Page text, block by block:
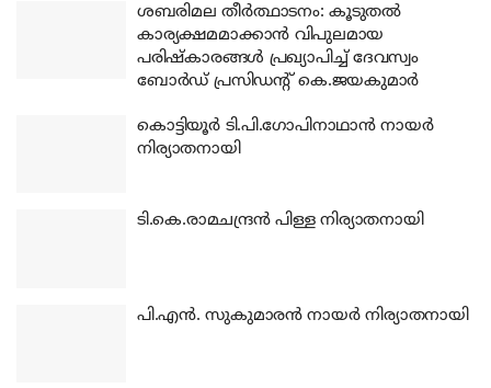
ശബരിമല തീര്‍ത്ഥാടനം: കൂടുതല്‍
കാര്യക്ഷമമാക്കാന്‍ വിപുലമായ
പരിഷ്‌കാരങ്ങള്‍ പ്രഖ്യാപിച്ച് ദേവസ്വം
ബോര്‍ഡ് പ്രസിഡന്റ് കെ.ജയകുമാര്‍
കൊട്ടിയൂര്‍ ടി.പി.ഗോപിനാഥാന്‍ നായര്‍
നിര്യാതനായി
ടി.കെ.രാമചന്ദ്രന്‍ പിള്ള നിര്യാതനായി
പി.എന്‍. സുകുമാരന്‍ നായര്‍ നിര്യാതനായി